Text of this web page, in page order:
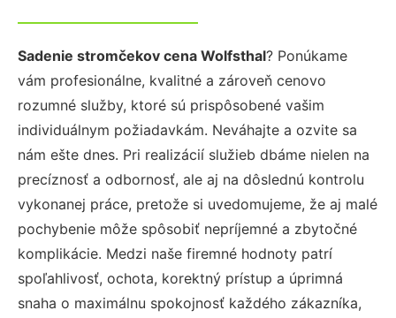
Sadenie stromčekov cena Wolfsthal? Ponúkame
vám profesionálne, kvalitné a zároveň cenovo
rozumné služby, ktoré sú prispôsobené vašim
individuálnym požiadavkám. Neváhajte a ozvite sa
nám ešte dnes. Pri realizácií služieb dbáme nielen na
precíznosť a odbornosť, ale aj na dôslednú kontrolu
vykonanej práce, pretože si uvedomujeme, že aj malé
pochybenie môže spôsobiť nepríjemné a zbytočné
komplikácie. Medzi naše firemné hodnoty patrí
spoľahlivosť, ochota, korektný prístup a úprimná
snaha o maximálnu spokojnosť každého zákazníka,